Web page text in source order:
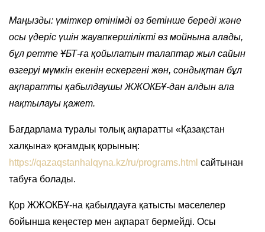
Маңызды: үміткер өтінімді өз бетінше береді және
осы үдеріс үшін жауапкершілікті өз мойнына алады,
бұл ретте ҰБТ-ға қойылатын талаптар жыл сайын
өзгеруі мүмкін екенін ескергені жөн, сондықтан бұл
ақпаратты қабылдаушы ЖЖОКБҰ-дан алдын ала
нақтылауы қажет.
Бағдарлама туралы толық ақпаратты «Қазақстан
халқына» қоғамдық қорының:
https://qazaqstanhalqyna.kz/ru/programs.html сайтынан
табуға болады.
Қор ЖЖОКБҰ-на қабылдауға қатысты мәселелер
бойынша кеңестер мен ақпарат бермейді. Осы